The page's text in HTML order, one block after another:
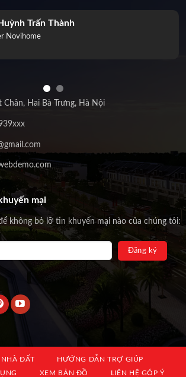
Trấn Thành
Novihome
Chân, Hai Bà Trưng, Hà Nội
mại
không bỏ lỡ tin khuyến mại nào của chúng tôi:
ĐẤT
HƯỚNG DẪN TRỢ GIÚP
XEM BẢN ĐỒ LIÊN HỆ GÓP Ý